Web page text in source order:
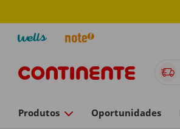
Produtos Oportunidades